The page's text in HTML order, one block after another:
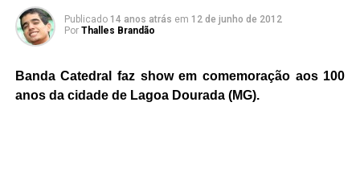
Publicado 14 anos atrás em 12 de junho de 2012
Por Thalles Brandão
Banda Catedral faz show em comemoração aos 100
anos da cidade de Lagoa Dourada (MG).